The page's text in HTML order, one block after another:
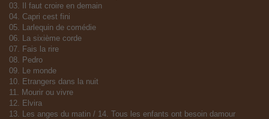
03. Il faut croire en demain
04. Capri cest fini
05. Larlequin de comédie
06. La sixième corde
07. Fais la rire
08. Pedro
09. Le monde
10. Etrangers dans la nuit
11. Mourir ou vivre
12. Elvira
13. Les anges du matin / 14. Tous les enfants ont besoin damour